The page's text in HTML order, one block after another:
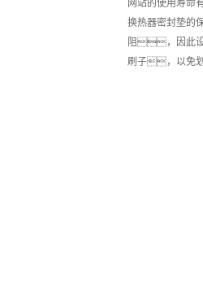
网站的使用寿
换热器密封垫
阻，因此
刷子，以免